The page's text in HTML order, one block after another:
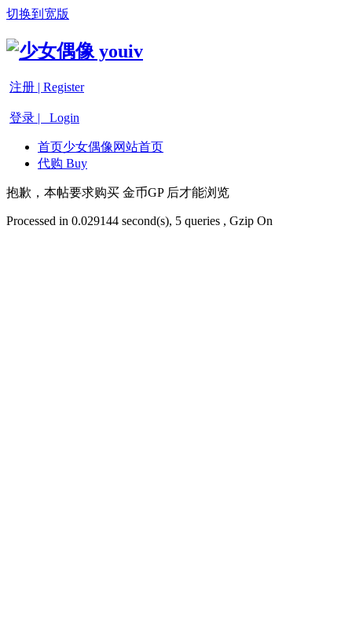
切换到宽版
注册 | Register
登录 | Login
首页少女偶像网站首页
代购 Buy
抱歉，本帖要求购买 金币GP 后才能浏览
Processed in 0.029144 second(s), 5 queries , Gzip On